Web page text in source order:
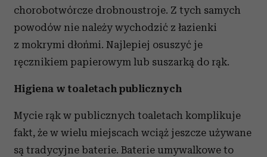
chorobotwórcze drobnoustroje. Z tych samych
powodów nie należy wychodzić z łazienki
z mokrymi dłońmi. Najlepiej osuszyć je
ręcznikiem papierowym lub suszarką do rąk.
Higiena w toaletach publicznych
Mycie rąk w publicznych toaletach komplikuje
fakt, że w wielu miejscach wciąż jeszcze używane
są tradycyjne baterie. Baterie umywalkowe to